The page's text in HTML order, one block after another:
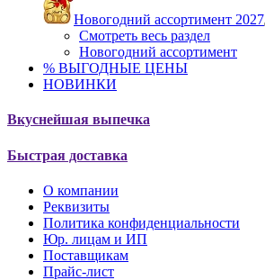
Новогодний ассортимент 2027
Смотреть весь раздел
Новогодний ассортимент
% ВЫГОДНЫЕ ЦЕНЫ
НОВИНКИ
Вкуснейшая выпечка
Быстрая доставка
О компании
Реквизиты
Политика конфиденциальности
Юр. лицам и ИП
Поставщикам
Прайс-лист